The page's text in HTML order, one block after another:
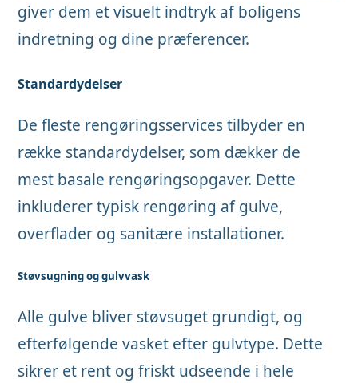
giver dem et visuelt indtryk af boligens
indretning og dine præferencer.
Standardydelser
De fleste rengøringsservices tilbyder en
række standardydelser, som dækker de
mest basale rengøringsopgaver. Dette
inkluderer typisk rengøring af gulve,
overflader og sanitære installationer.
Støvsugning og gulvvask
Alle gulve bliver støvsuget grundigt, og
efterfølgende vasket efter gulvtype. Dette
sikrer et rent og friskt udseende i hele